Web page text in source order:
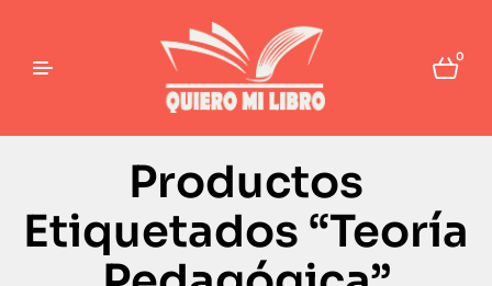
0
Productos
Etiquetados “Teoría